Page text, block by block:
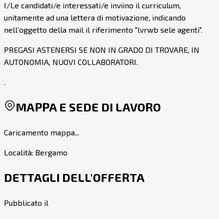
I/Le candidati/e interessati/e inviino il curriculum,
unitamente ad una lettera di motivazione, indicando
nell‘oggetto della mail il riferimento "lvrwb sele agenti".
PREGASI ASTENERSI SE NON IN GRADO DI TROVARE, IN
AUTONOMIA, NUOVI COLLABORATORI.
.
MAPPA E SEDE DI LAVORO
Caricamento mappa...
Località: Bergamo
DETTAGLI DELL'OFFERTA
Pubblicato il